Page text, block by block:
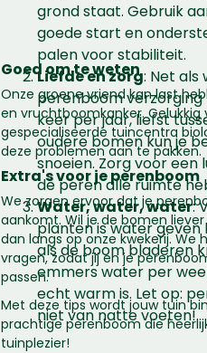
grond staat. Gebruik
goede start en
palen voor stabiliteit.
Liefde en zorg: Net als
perenboom verzorging
keer per jaar, liefst
oudere bomen kun je
snoeien. Zorg voor een
de peren alle ruimte
Water, water, water:
planten is water geven
als de boom bladeren
emmers water per
echt warm is. Let op:
niet van natte voeten!
Goed om te weten
Onze groene vriend kan last
en vruchtboomkanker. Gelukkig
gespecialiseerde tuincentra
deze problemen aan te pakken.
Extra's voor je perenboom
We zorgen ervoor dat je
aankomt. Wil je de bomen
dan langs op onze kwekerij. We
vragen, zodat jij en je
passen.
Met deze tips wordt jouw tuin
prachtige perenboom die
tuinplezier!